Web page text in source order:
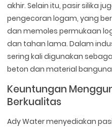
akhir. Selain itu, pasir silika
pengecoran logam, yang
dan memoles permukaan
dan tahan lama. Dalam
sering kali digunakan
beton dan material
Keuntungan
Berkualitas
Ady Water menyediakan